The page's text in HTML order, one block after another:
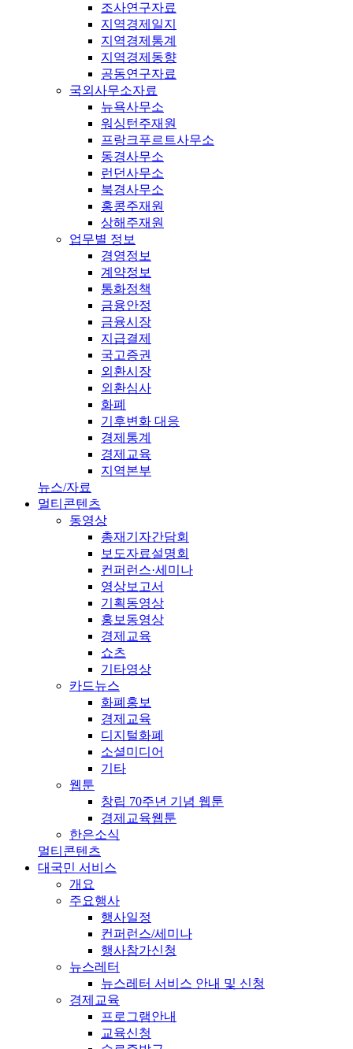
조사연구자료
지역경제일지
지역경제통계
지역경제동향
공동연구자료
국외사무소자료
뉴욕사무소
워싱턴주재원
프랑크푸르트사무소
동경사무소
런던사무소
북경사무소
홍콩주재원
상해주재원
업무별 정보
경영정보
계약정보
통화정책
금융안정
금융시장
지급결제
국고증권
외환시장
외환심사
화폐
기후변화 대응
경제통계
경제교육
지역본부
뉴스/자료
멀티콘텐츠
동영상
총재기자간담회
보도자료설명회
컨퍼런스·세미나
영상보고서
기획동영상
홍보동영상
경제교육
쇼츠
기타영상
카드뉴스
화폐홍보
경제교육
디지털화폐
소셜미디어
기타
웹툰
창립 70주년 기념 웹툰
경제교육웹툰
한은소식
멀티콘텐츠
대국민 서비스
개요
주요행사
행사일정
컨퍼런스/세미나
행사참가신청
뉴스레터
뉴스레터 서비스 안내 및 신청
경제교육
프로그램안내
교육신청